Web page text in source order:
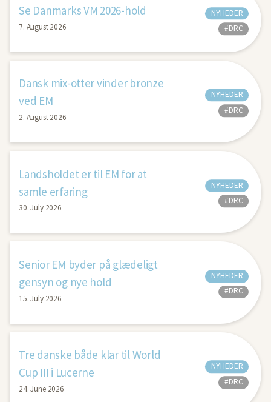
Se Danmarks VM 2026-hold
7. August 2026
NYHEDER
#DRC
Dansk mix-otter vinder bronze
ved EM
2. August 2026
NYHEDER
#DRC
Landsholdet er til EM for at
samle erfaring
30. July 2026
NYHEDER
#DRC
Senior EM byder på glædeligt
gensyn og nye hold
15. July 2026
NYHEDER
#DRC
Tre danske både klar til World
Cup III i Lucerne
24. June 2026
NYHEDER
#DRC